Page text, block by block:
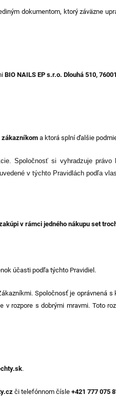
dokumentom, ktorý záväzne
BIO NAILS EP s.r.o. Dlouhá 510,
zákazníkom a ktorá splní ďalšie
Spoločnosť si vyhradzuje
v týchto Pravidlách podľa
v rámci jedného nákupu set
účasti podľa týchto Pravidiel.
Spoločnosť je oprávnená
rozpore s dobrými mravmi. Toto
.
či telefónnom čísle +421 777 075